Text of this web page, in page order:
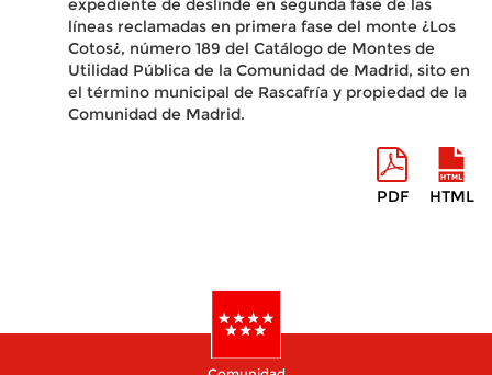
expediente de deslinde en segunda fase de las
líneas reclamadas en primera fase del monte ¿Los
Cotos¿, número 189 del Catálogo de Montes de
Utilidad Pública de la Comunidad de Madrid, sito en
el término municipal de Rascafría y propiedad de la
Comunidad de Madrid.
PDF HTML